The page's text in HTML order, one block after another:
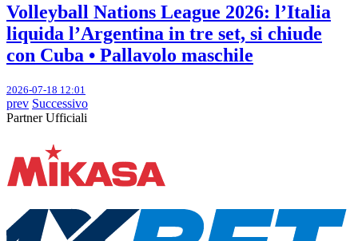
Volleyball Nations League 2026: l’Italia
liquida l’Argentina in tre set, si chiude
con Cuba • Pallavolo maschile
2026-07-18 12:01
prev Successivo
Partner Ufficiali